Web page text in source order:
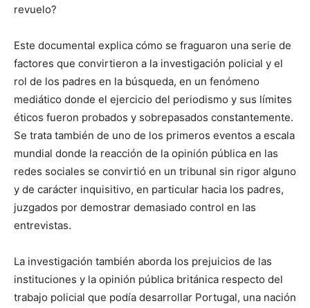
revuelo?
Este documental explica cómo se fraguaron una serie de
factores que convirtieron a la investigación policial y el
rol de los padres en la búsqueda, en un fenómeno
mediático donde el ejercicio del periodismo y sus límites
éticos fueron probados y sobrepasados constantemente.
Se trata también de uno de los primeros eventos a escala
mundial donde la reacción de la opinión pública en las
redes sociales se convirtió en un tribunal sin rigor alguno
y de carácter inquisitivo, en particular hacia los padres,
juzgados por demostrar demasiado control en las
entrevistas.
La investigación también aborda los prejuicios de las
instituciones y la opinión pública británica respecto del
trabajo policial que podía desarrollar Portugal, una nación